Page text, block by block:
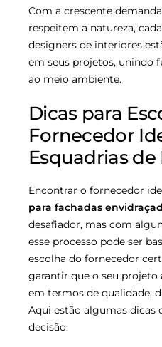
Com a crescente
respeitem a natureza,
designers de interiores
em seus projetos, unindo
ao meio ambiente.
Dicas para
Fornecedor
Esquadrias de
Encontrar o fornecedor
para fachadas
desafiador, mas com
esse processo pode ser
escolha do fornecedor
garantir que o seu projeto
em termos de qualidade,
Aqui estão algumas dicas
decisão.